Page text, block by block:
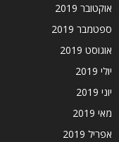
אוקטובר 2019
ספטמבר 2019
אוגוסט 2019
יולי 2019
יוני 2019
מאי 2019
אפריל 2019